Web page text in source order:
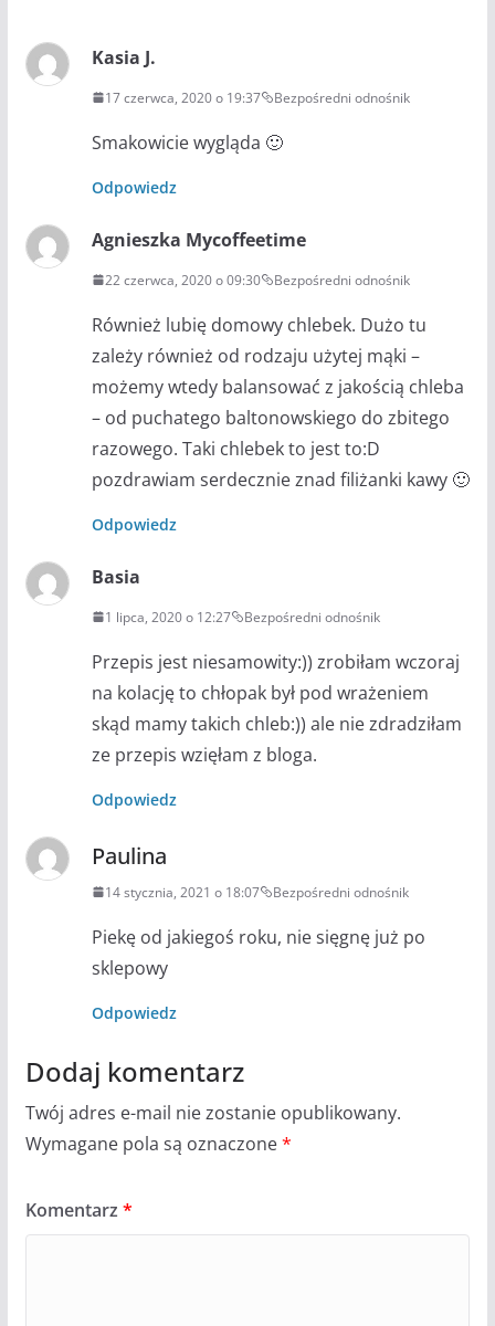
Kasia J.
17 czerwca, 2020 o 19:37 Bezpośredni odnośnik
Smakowicie wygląda 🙂
Odpowiedz
Agnieszka Mycoffeetime
22 czerwca, 2020 o 09:30 Bezpośredni odnośnik
Również lubię domowy chlebek. Dużo tu
zależy również od rodzaju użytej mąki –
możemy wtedy balansować z jakością chleba
– od puchatego baltonowskiego do zbitego
razowego. Taki chlebek to jest to:D
pozdrawiam serdecznie znad filiżanki kawy 🙂
Odpowiedz
Basia
1 lipca, 2020 o 12:27 Bezpośredni odnośnik
Przepis jest niesamowity:)) zrobiłam wczoraj
na kolację to chłopak był pod wrażeniem
skąd mamy takich chleb:)) ale nie zdradziłam
ze przepis wzięłam z bloga.
Odpowiedz
Paulina
14 stycznia, 2021 o 18:07 Bezpośredni odnośnik
Piekę od jakiegoś roku, nie sięgnę już po
sklepowy
Odpowiedz
Dodaj komentarz
Twój adres e-mail nie zostanie opublikowany.
Wymagane pola są oznaczone*
Komentarz *